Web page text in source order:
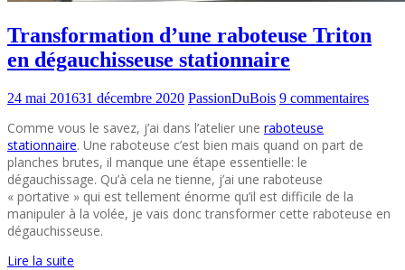
Transformation d’une raboteuse Triton
en dégauchisseuse stationnaire
24 mai 201631 décembre 2020 PassionDuBois 9 commentaires
Comme vous le savez, j’ai dans l’atelier une raboteuse
stationnaire. Une raboteuse c’est bien mais quand on part de
planches brutes, il manque une étape essentielle: le
dégauchissage. Qu’à cela ne tienne, j’ai une raboteuse
« portative » qui est tellement énorme qu’il est difficile de la
manipuler à la volée, je vais donc transformer cette raboteuse en
dégauchisseuse.
Lire la suite